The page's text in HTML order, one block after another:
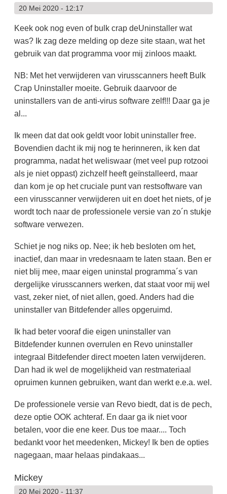
20 Mei 2020 - 12:17
Keek ook nog even of bulk crap deUninstaller wat
was? Ik zag deze melding op deze site staan, wat het
gebruik van dat programma voor mij zinloos maakt.
NB: Met het verwijderen van virusscanners heeft Bulk
Crap Uninstaller moeite. Gebruik daarvoor de
uninstallers van de anti-virus software zelf!!! Daar ga je
al...
Ik meen dat dat ook geldt voor Iobit uninstaller free.
Bovendien dacht ik mij nog te herinneren, ik ken dat
programma, nadat het weliswaar (met veel pup rotzooi
als je niet oppast) zichzelf heeft geïnstalleerd, maar
dan kom je op het cruciale punt van restsoftware van
een virusscanner verwijderen uit en doet het niets, of je
wordt toch naar de professionele versie van zo´n stukje
software verwezen.
Schiet je nog niks op. Nee; ik heb besloten om het,
inactief, dan maar in vredesnaam te laten staan. Ben er
niet blij mee, maar eigen uninstal programma´s van
dergelijke virusscanners werken, dat staat voor mij wel
vast, zeker niet, of niet allen, goed. Anders had die
uninstaller van Bitdefender alles opgeruimd.
Ik had beter vooraf die eigen uninstaller van
Bitdefender kunnen overrulen en Revo uninstaller
integraal Bitdefender direct moeten laten verwijderen.
Dan had ik wel de mogelijkheid van restmateriaal
opruimen kunnen gebruiken, want dan werkt e.e.a. wel.
De professionele versie van Revo biedt, dat is de pech,
deze optie OOK achteraf. En daar ga ik niet voor
betalen, voor die ene keer. Dus toe maar.... Toch
bedankt voor het meedenken, Mickey! Ik ben de opties
nagegaan, maar helaas pindakaas...
Mickey
20 Mei 2020 - 11:37